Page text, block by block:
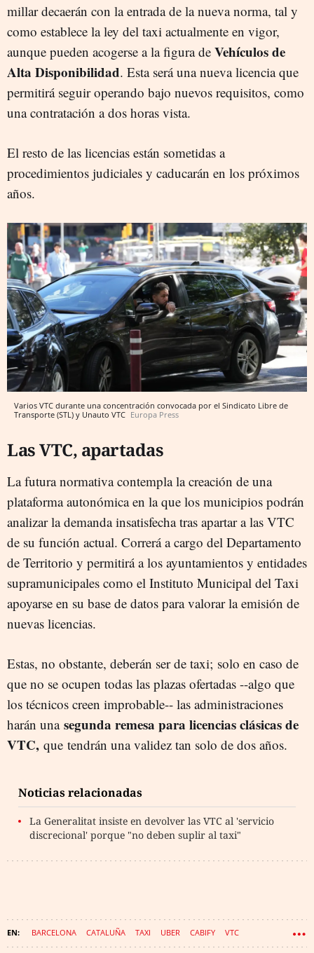
millar decaerán con la entrada de la nueva norma, tal y
como establece la ley del taxi actualmente en vigor,
aunque pueden acogerse a la figura de Vehículos de
Alta Disponibilidad. Esta será una nueva licencia que
permitirá seguir operando bajo nuevos requisitos, como
una contratación a dos horas vista.
El resto de las licencias están sometidas a
procedimientos judiciales y caducarán en los próximos
años.
Varios VTC durante una concentración convocada por el Sindicato Libre de
Transporte (STL) y Unauto VTC Europa Press
Las VTC, apartadas
La futura normativa contempla la creación de una
plataforma autonómica en la que los municipios podrán
analizar la demanda insatisfecha tras apartar a las VTC
de su función actual. Correrá a cargo del Departamento
de Territorio y permitirá a los ayuntamientos y entidades
supramunicipales como el Instituto Municipal del Taxi
apoyarse en su base de datos para valorar la emisión de
nuevas licencias.
Estas, no obstante, deberán ser de taxi; solo en caso de
que no se ocupen todas las plazas ofertadas --algo que
los técnicos creen improbable-- las administraciones
harán una segunda remesa para licencias clásicas de
VTC, que tendrán una validez tan solo de dos años.
Noticias relacionadas
La Generalitat insiste en devolver las VTC al 'servicio
discrecional' porque "no deben suplir al taxi"
BARCELONA CATALUÑA TAXI UBER CABIFY VTC